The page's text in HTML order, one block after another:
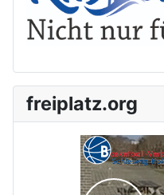
freiplatz.org